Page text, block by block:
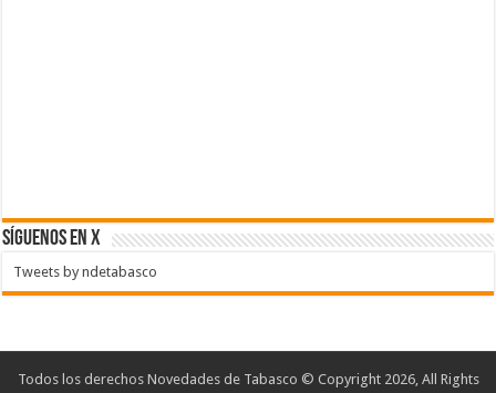
SÍGUENOS EN X
Tweets by ndetabasco
Todos los derechos Novedades de Tabasco © Copyright 2026, All Rights